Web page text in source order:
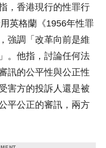
，香港現行的性罪行
英格蘭《1956年性罪
強調「改革向前是維
。他指，討論任何法
訊的公平性與公正性
害方的投訴人還是被
平公正的審訊，兩方